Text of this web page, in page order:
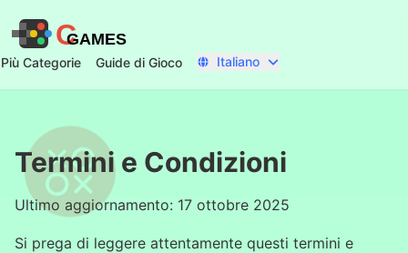
CGAMES
Più Categorie Guide di Gioco Italiano
Termini e Condizioni
Ultimo aggiornamento: 17 ottobre 2025
Si prega di leggere attentamente questi termini e